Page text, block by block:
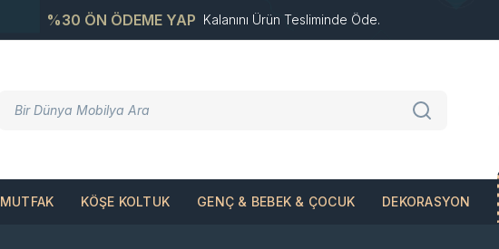
%30 ÖN ÖDEME YAP Kalanını Ürün Tesliminde Öde.
MUTFAK KÖŞE KOLTUK GENÇ & BEBEK & ÇOCUK DEKORASYON